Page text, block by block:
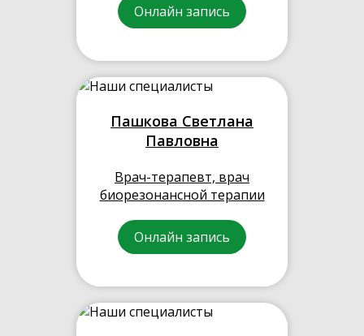
Онлайн запись
Пашкова Светлана
Павловна
Врач-терапевт, врач
биорезонансной терапии
Онлайн запись